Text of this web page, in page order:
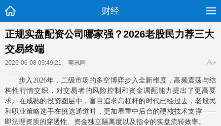
财经
正规实盘配资公司哪家强？2026老股民力荐三大
交易终端
2026-06-08 09:49:21 莞讯网
步入2026年，二级市场的多空博弈步入全新维度，高频震荡与结
构性行情交织，对交易者的风险控制和资金调配能力提出了更高要
求。在成熟的投资圈层中，盲目追求高杠杆的时代已经过去，老股民
和职业策略选手在挑选通道时，更加看重中后台的硬核技术支撑——
即法理资质的穿透性、资金独立隔离度以及指令的实盘流转效率。